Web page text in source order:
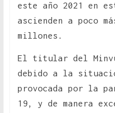
este año 2021 en
ascienden a poco
millones.
El titular del
debido a la
provocada por la
19, y de manera